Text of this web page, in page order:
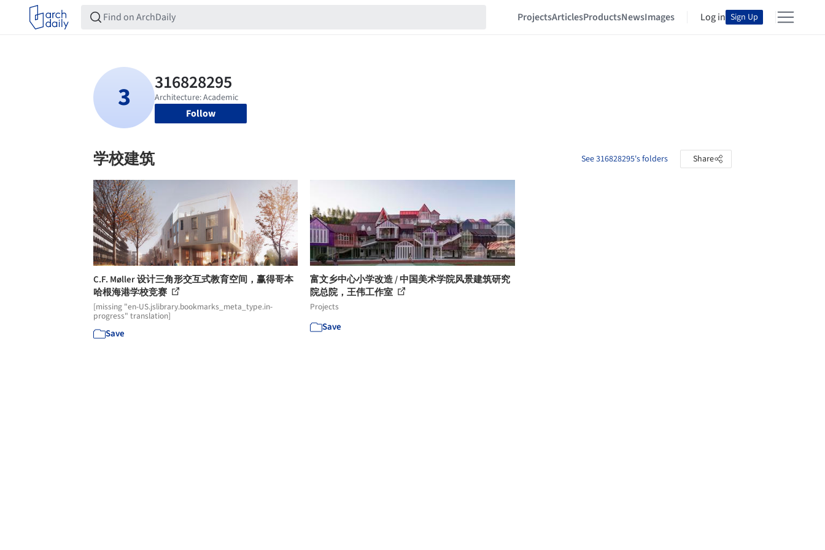
ProjectsArticlesProductsNewsImages Log in Sign Up
Follow
学校建筑 See 316828295's folders Share
C.F. Møller 设计三角形交互式教育空间，赢得哥本
哈根海港学校竞赛
[missing "en-US.jslibrary.bookmarks_meta_type.in-
progress" translation]
Save
富文乡中心小学改造 / 中国美术学院风景建筑研究
院总院，王伟工作室
Projects
Save